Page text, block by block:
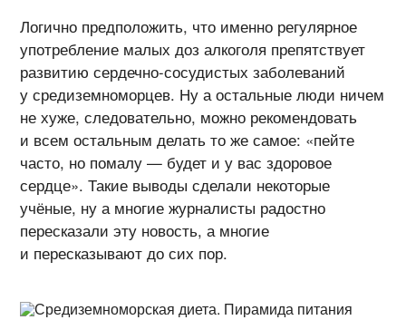
Логично предположить, что именно регулярное
употребление малых доз алкоголя препятствует
развитию сердечно-сосудистых заболеваний
у средиземноморцев. Ну а остальные люди ничем
не хуже, следовательно, можно рекомендовать
и всем остальным делать то же самое: «пейте
часто, но помалу — будет и у вас здоровое
сердце». Такие выводы сделали некоторые
учёные, ну а многие журналисты радостно
пересказали эту новость, а многие
и пересказывают до сих пор.